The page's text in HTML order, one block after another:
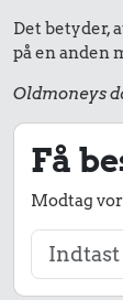
Det betyder,
på en anden
Oldmoneys
Få
Modtag